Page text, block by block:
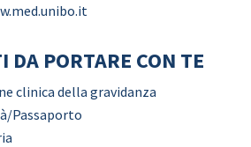
DA PORTARE CON TE
clinica della gravidanza
Passaporto